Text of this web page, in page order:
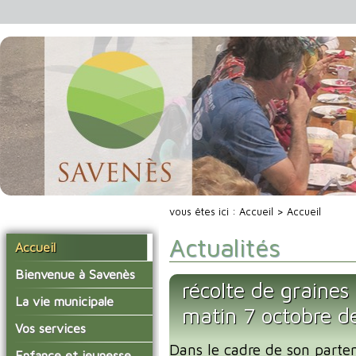
Accueil
Bienvenue à Savenès
Situer Savenès
Savenès en chiffre
L'histoire du village
La vie municipale
Vos élus
Les compte-rendus du
Vos services
La mairie
vous êtes ici : Accueil > Accueil
Actualités
récolte de graines
matin 7 octobre
Dans le cadre de son